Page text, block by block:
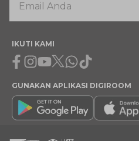
IKUTI KAMI
Facebook
Instagram
Youtube
X Whatsapp
Tiktok
GUNAKAN APLIKASI DIGIROOM